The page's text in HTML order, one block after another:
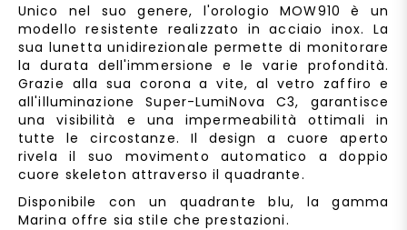
Unico nel suo genere, l'orologio MOW910 è un
modello resistente realizzato in acciaio inox. La
sua lunetta unidirezionale permette di monitorare
la durata dell'immersione e le varie profondità.
Grazie alla sua corona a vite, al vetro zaffiro e
all'illuminazione Super-LumiNova C3, garantisce
una visibilità e una impermeabilità ottimali in
tutte le circostanze. Il design a cuore aperto
rivela il suo movimento automatico a doppio
cuore skeleton attraverso il quadrante.
Disponibile con un quadrante blu, la gamma
Marina offre sia stile che prestazioni.